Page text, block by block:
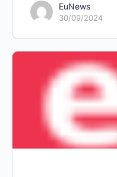
EuNews
30/09/2024